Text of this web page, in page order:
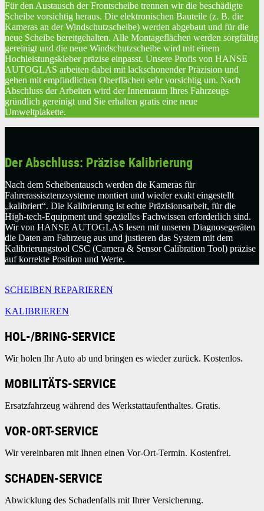
Für den Austausch der Frontscheibe trennen wir die beschädigte
Scheibe vorsichtig heraus. Die elektronischen Bauteile (z. B. die
Kameras an der Windschutzscheibe) werden abgebaut und für die
neue Scheibe bereitgehalten. Alle Montageflächen werden sorgfältig
gereinigt und die neue Windschutzscheibe wird mit einem
Hochleistungskleber präzise einpasst. Unsere Profis von HANSE
AUTOGLAS arbeiten dabei mit lackschonender Präzision und
gehen mit empfindlichen Oberflächen sehr vorsichtig um. Nach
Abschluss der Arbeiten wird der Innenraum Ihres Fahrzeugs
gründlich gereinigt und Sie erhalten gratis eine neue
Umweltplakette.
Der Abschluss: Präzise Kalibrierung
Nach dem Scheibentausch werden die Kameras für
Fahrerassisztenzsysteme montiert und wieder exakt eingestellt
„kalibriert“. Die Kalibrierung ist echte Präzisionsarbeit, für die
High-tech-Equipment und spezielles Fachwissen erforderlich sind.
Wir von HANSE AUTOGLAS lesen mit unseren Diagnosegeräten
die Daten am Fahrzeug aus und justieren das System mit dem
Kalibrierungstool CSC (Camera & Sensor Calibration Tool) präzise
auf korrekte Position und Werte.
SCHEIBEN REPARIEREN
KALIBRIEREN
HOL-/BRING-SERVICE
Wir holen Ihr Auto ab und bringen es wieder zurück. Kostenlos.
MOBILITÄTS-SERVICE
Ersatzfahrzeug während des Werkstattaufenthaltes. Gratis.
VOR-ORT-SERVICE
Wir vereinbaren mit Ihnen einen Vor-Ort-Termin. Kostenfrei.
SCHADEN-SERVICE
Abwicklung des Schadenfalls mit Ihrer Versicherung.